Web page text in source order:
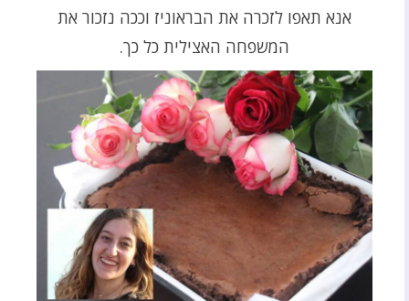
אנא תאפו לזכרה את הבראוניז וככה נזכור את
המשפחה האצילית כל כך.